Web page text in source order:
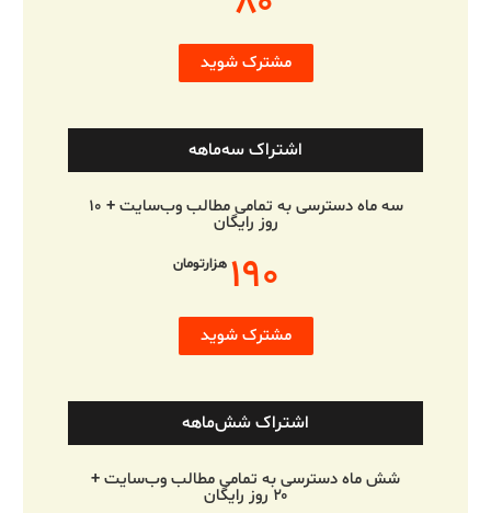
مشترک شوید
اشتراک سه‌ماهه
سه ماه دسترسی به تمامی مطالب وب‌سایت + ۱۰
روز رایگان
۱۹۰ هزارتومان
مشترک شوید
اشتراک شش‌ماهه
شش ماه دسترسی به تمامی مطالب وب‌سایت +
۲۰ روز رایگان